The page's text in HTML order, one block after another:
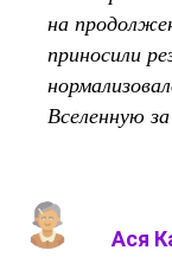
на
приносили
Вселенную
Ася